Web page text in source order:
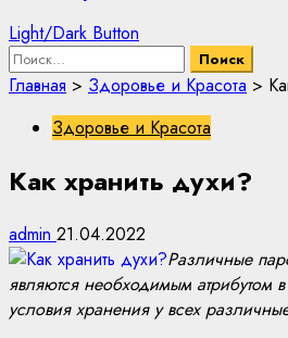
Light/Dark Button
Найти:
Главная > Здоровье и Красота >
Здоровье и Красота
Как хранить духи?
admin 21.04.2022
Различные
являются необходимым
условия хранения у всех